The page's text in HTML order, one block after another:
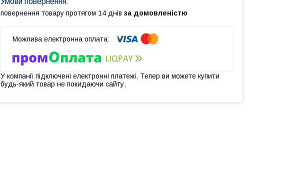
повернення товару протягом 14 днів за домовленістю
У компанії підключені електронні платежі. Тепер ви можете купити
будь-який товар не покидаючи сайту.